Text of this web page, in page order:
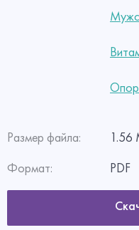
Размер файла:
Формат:
PDF